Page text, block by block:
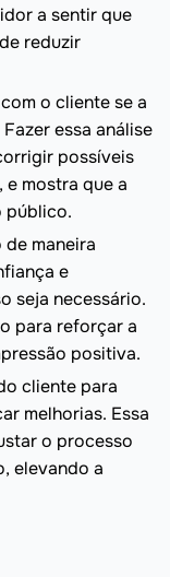
a sentir que
reduzir
o cliente se a
essa análise
possíveis
mostra que a
público.
maneira
e
seja necessário.
para reforçar a
positiva.
cliente para
melhorias. Essa
o processo
elevando a